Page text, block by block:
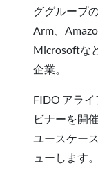
ググループ
Arm、
Microsoftな
企業。
FIDO アラ
ビナーを開
ユースケー
ューします。